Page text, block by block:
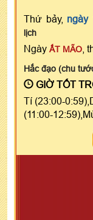
Thứ bảy, ngày
lịch
Ngày ẤT MÃO ,
Hắc đạo (chu
GIỜ TỐT
Tí (23:00-
(11:00-